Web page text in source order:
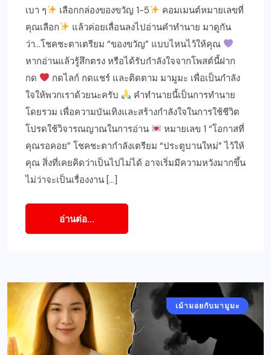
เบา ๆ
เลือกกล่องของขวัญ 1-5
คอมเมนต์หมายเลขที่
คุณเลือก
แล้วค่อยเลื่อนลงไปอ่านคำทำนาย มาดูกัน
ว่า…โชคชะตาเตรียม “ของขวัญ” แบบไหนไว้ให้คุณ
หากอ่านแล้วรู้สึกตรง หรือได้รับกำลังใจจากโพสต์นี้ฝาก
กด
กดไลก์ กดแชร์ และติดตาม มามูมะ เพื่อเป็นกำลัง
ใจให้พวกเราด้วยนะครับ
คำทำนายนี้เป็นการทำนาย
โดยรวม เพื่อความบันเทิงและสร้างกำลังใจในการใช้ชีวิต
โปรดใช้วิจารณญาณในการอ่าน
หมายเลข 1 “โอกาสที่
คุณรอคอย” โชคชะตากำลังเตรียม “ประตูบานใหม่” ไว้ให้
คุณ สิ่งที่เคยคิดว่าเป็นไปไม่ได้ อาจเริ่มมีความหวังมากขึ้น
ไม่ว่าจะเป็นเรื่องงาน […]
อ่านต่อ...
เม้ามอยกับมามูมะ